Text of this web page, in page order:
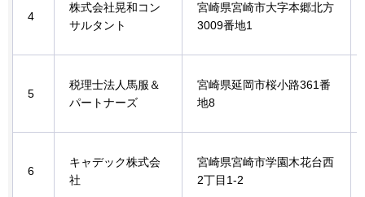
4
株式会社晃和コン
サルタント
宮崎県宮崎市大字本郷北方
3009番地1
5
税理士法人馬服＆
パートナーズ
宮崎県延岡市桜小路361番
地8
6
キャデック株式会
社
宮崎県宮崎市学園木花台西
2丁目1-2